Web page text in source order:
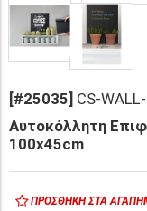
[#25035] CS-
Αυτοκόλλητη
100x45cm
ΠΡΟΣΘΉΚΗ ΣΤΑ